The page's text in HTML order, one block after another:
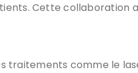
Cette collaboration
traitements comme le